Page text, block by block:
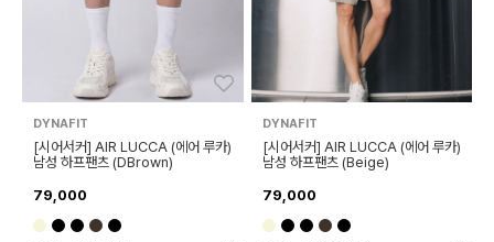
DYNAFIT
[시어서커] AIR LUCCA (에어 루카)
남성 하프팬츠 (DBrown)
79,000
DYNAFIT
[시어서커] AIR LUCCA (에어 루카)
남성 하프팬츠 (Beige)
79,000